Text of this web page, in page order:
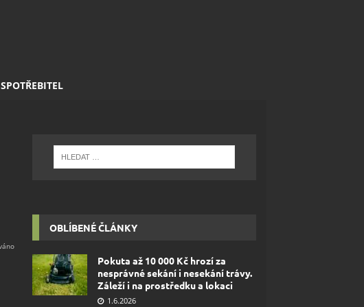
SPOTŘEBITEL
OBLÍBENÉ ČLÁNKY
Pokuta až 10 000 Kč hrozí za
nesprávné sekání i nesekání trávy.
Záleží i na prostředku a lokaci
1.6.2026